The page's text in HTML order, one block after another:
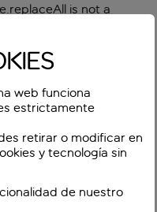
is not a
web funciona
estrictamente
retirar o modificar en
y tecnología sin
de nuestro